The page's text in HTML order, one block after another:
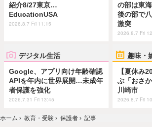
紹介8/27東京…
EducationUSA
2026.8.7 Fri 11:15
の部は東
後の部で
激突
2026.8.7 Fri
デジタル生活
Google、アプリ向け年齢確認
APIを年内に世界展開…未成年
者保護を強化
2026.7.31 Fri 13:45
趣味・
【夏休み
ぶ「おさ
川崎市
2026.8.7 Fri
ホーム › 教育・受験 › 保護者 › 記事